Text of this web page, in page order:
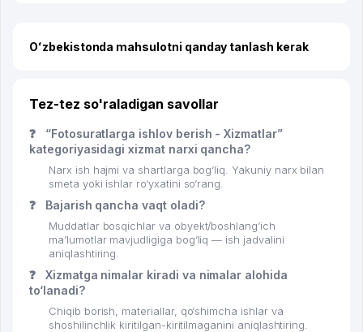
Oʻzbekistonda mahsulotni qanday tanlash kerak
Tez-tez so'raladigan savollar
❓
“Fotosuratlarga ishlov berish - Xizmatlar”
kategoriyasidagi xizmat narxi qancha?
Narx ish hajmi va shartlarga bog‘liq. Yakuniy narx bilan
smeta yoki ishlar ro‘yxatini so‘rang.
❓ Bajarish qancha vaqt oladi?
Muddatlar bosqichlar va obyekt/boshlang‘ich
ma’lumotlar mavjudligiga bog‘liq — ish jadvalini
aniqlashtiring.
❓
Xizmatga nimalar kiradi va nimalar alohida
to‘lanadi?
Chiqib borish, materiallar, qo‘shimcha ishlar va
shoshilinchlik kiritilgan-kiritilmaganini aniqlashtiring.